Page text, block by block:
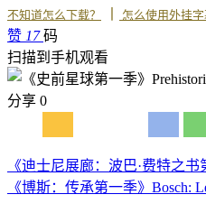
不知道怎么下载？ 怎么使用外挂字
赞 17 码
扫描到手机观看
分享 0
《迪士尼展廊：波巴·费特之书
《博斯：传承第一季》Bosch: